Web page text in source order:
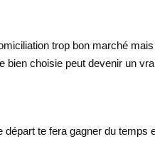
trop bon marché
bien choisie peut devenir un
te fera gagner du temps